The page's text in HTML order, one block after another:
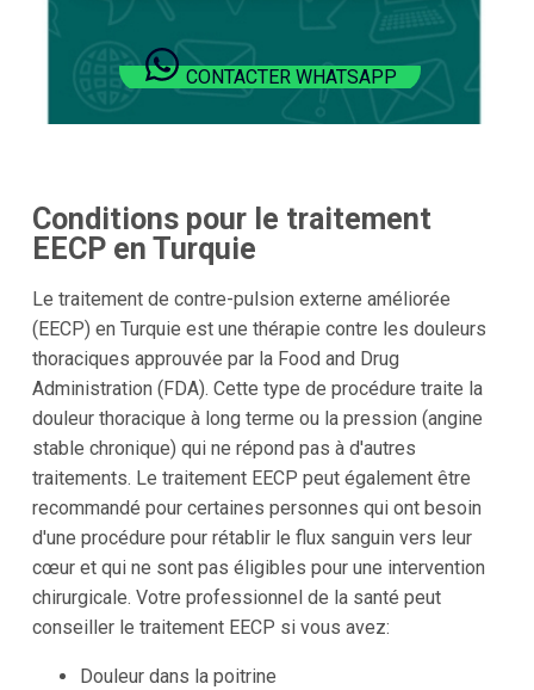
CONTACTER WHATSAPP
Conditions pour le traitement
EECP en Turquie
Le traitement de contre-pulsion externe améliorée
(EECP) en Turquie est une thérapie contre les douleurs
thoraciques approuvée par la Food and Drug
Administration (FDA). Cette type de procédure traite la
douleur thoracique à long terme ou la pression (angine
stable chronique) qui ne répond pas à d'autres
traitements. Le traitement EECP peut également être
recommandé pour certaines personnes qui ont besoin
d'une procédure pour rétablir le flux sanguin vers leur
cœur et qui ne sont pas éligibles pour une intervention
chirurgicale. Votre professionnel de la santé peut
conseiller le traitement EECP si vous avez:
Douleur dans la poitrine